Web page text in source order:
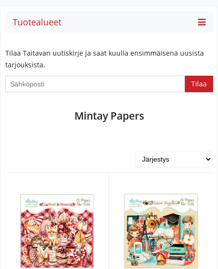
Tuotealueet
Tilaa Taitavan uutiskirje ja saat kuulla ensimmäisenä uusista
tarjouksista.
Mintay Papers